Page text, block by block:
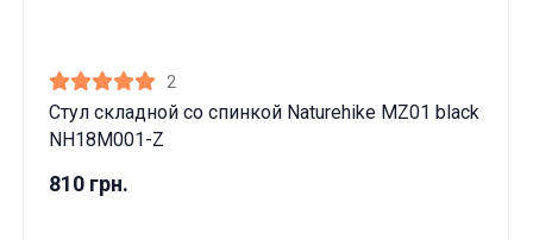
2
Стул складной со спинкой Naturehike MZ01 black
NH18M001-Z
810 грн.